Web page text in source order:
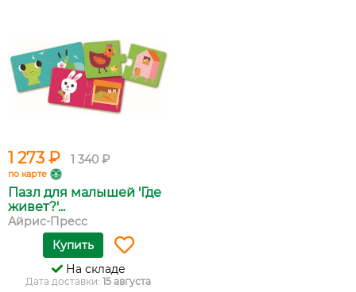
1 273 ₽ 1 340 ₽
по карте
Пазл для малышей 'Где
живет?'...
Айрис-Пресс
Купить
На складе
Дата доставки: 15 августа